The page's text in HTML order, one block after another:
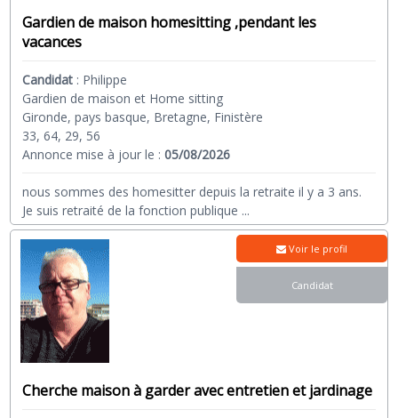
Gardien de maison homesitting ,pendant les
vacances
Candidat : Philippe
Gardien de maison et Home sitting
Gironde, pays basque, Bretagne, Finistère
33, 64, 29, 56
Annonce mise à jour le :05/08/2026
nous sommes des homesitter depuis la retraite il y a 3 ans.
Je suis retraité de la fonction publique ...
Cherche maison à garder avec entretien et jardinage
Voir le profil
Candidat